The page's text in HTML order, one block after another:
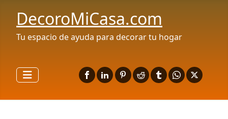
DecoroMiCasa.com
Tu espacio de ayuda para decorar tu hogar